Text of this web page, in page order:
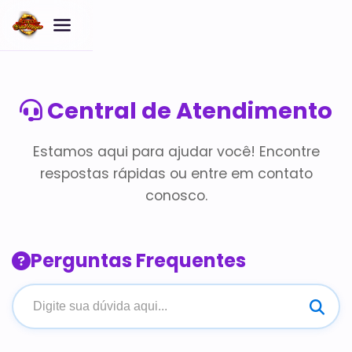
Central de Atendimento
Estamos aqui para ajudar você! Encontre
respostas rápidas ou entre em contato
conosco.
Perguntas Frequentes